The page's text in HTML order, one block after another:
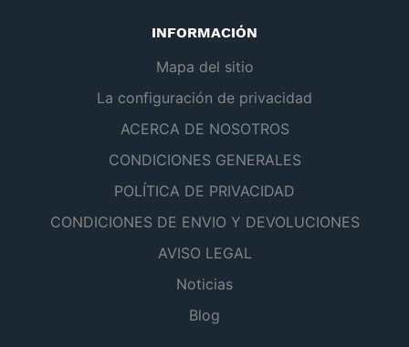
INFORMACIÓN
Mapa del sitio
La configuración de privacidad
ACERCA DE NOSOTROS
CONDICIONES GENERALES
POLÍTICA DE PRIVACIDAD
CONDICIONES DE ENVIO Y DEVOLUCIONES
AVISO LEGAL
Noticias
Blog